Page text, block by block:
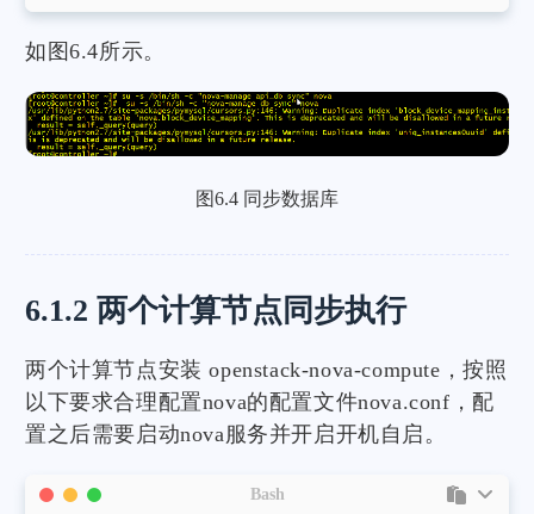
如图6.4所示。
图6.4 同步数据库
6.1.2 两个计算节点同步执行
两个计算节点安装 openstack-nova-compute，按照
以下要求合理配置nova的配置文件nova.conf，配
置之后需要启动nova服务并开启开机自启。
Bash